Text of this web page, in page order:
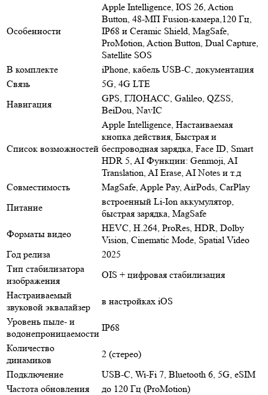
Особенности
Apple Intelligence, IOS 26, Action
Button, 48-МП Fusion-камера,120 Гц,
IP68 и Ceramic Shield, MagSafe,
ProMotion, Action Button, Dual Capture,
Satellite SOS
В комплекте
iPhone, кабель USB‑C, документация
Связь
5G, 4G LTE
Навигация
GPS, ГЛОНАСС, Galileo, QZSS,
BeiDou, NavIC
Список возможностей
Apple Intelligence, Настаиваемая
кнопка действия, Быстрая и
беспроводная зарядка, Face ID, Smart
HDR 5, AI Функции: Genmoji, AI
Translation, AI Erase, AI Notes и т.д
Совместимость
MagSafe, Apple Pay, AirPods, CarPlay
Питание
встроенный Li-Ion аккумулятор,
быстрая зарядка, MagSafe
Форматы видео
HEVC, H.264, ProRes, HDR, Dolby
Vision, Cinematic Mode, Spatial Video
Год релиза
2025
Тип стабилизатора
изображения
OIS + цифровая стабилизация
Настраиваемый
звуковой эквалайзер
в настройках iOS
Уровень пыле- и
водонепроницаемости
IP68
Количество
динамиков
2 (стерео)
Подключение
USB-C, Wi‑Fi 7, Bluetooth 6, 5G, eSIM
Частота обновления
до 120 Гц (ProMotion)